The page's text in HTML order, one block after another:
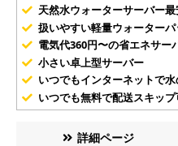
天然水ウォーターサーバー
扱いやすい軽量ウォーターパ
電気代360円〜の省エネサー
小さい卓上型サーバー
いつでもインターネットで
いつでも無料で配送スキッ
詳細ページ